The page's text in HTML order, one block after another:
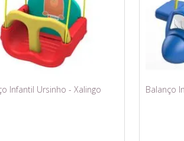
Infantil Ursinho - Xalingo Balanço